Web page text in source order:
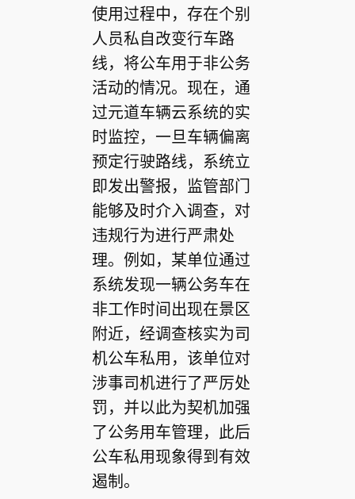
使用过程中，存在个别
人员私自改变行车路
线，将公车用于非公务
活动的情况。现在，通
过元道车辆云系统的实
时监控，一旦车辆偏离
预定行驶路线，系统立
即发出警报，监管部门
能够及时介入调查，对
违规行为进行严肃处
理。例如，某单位通过
系统发现一辆公务车在
非工作时间出现在景区
附近，经调查核实为司
机公车私用，该单位对
涉事司机进行了严厉处
罚，并以此为契机加强
了公务用车管理，此后
公车私用现象得到有效
遏制。